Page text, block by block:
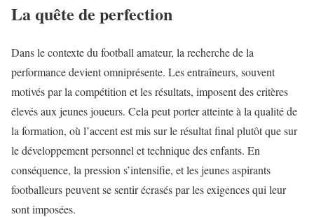
La quête de perfection
Dans le contexte du football amateur, la recherche de la
performance devient omniprésente. Les entraîneurs, souvent
motivés par la compétition et les résultats, imposent des critères
élevés aux jeunes joueurs. Cela peut porter atteinte à la qualité de
la formation, où l’accent est mis sur le résultat final plutôt que sur
le développement personnel et technique des enfants. En
conséquence, la pression s’intensifie, et les jeunes aspirants
footballeurs peuvent se sentir écrasés par les exigences qui leur
sont imposées.